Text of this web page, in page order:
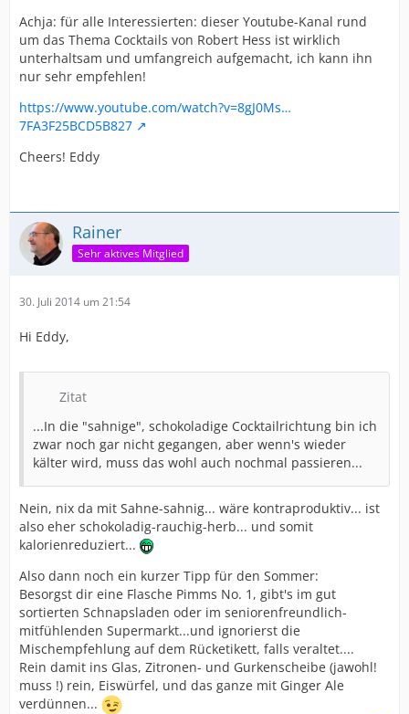
Achja: für alle Interessierten: dieser Youtube-Kanal rund
um das Thema Cocktails von Robert Hess ist wirklich
unterhaltsam und umfangreich aufgemacht, ich kann ihn
nur sehr empfehlen!
https://www.youtube.com/watch?v=8gJ0Ms…
7FA3F25BCD5B827
Cheers! Eddy
Rainer
Sehr aktives Mitglied
30. Juli 2014 um 21:54
Hi Eddy,
Zitat
...In die "sahnige", schokoladige Cocktailrichtung bin ich
zwar noch gar nicht gegangen, aber wenn's wieder
kälter wird, muss das wohl auch nochmal passieren...
Nein, nix da mit Sahne-sahnig... wäre kontraproduktiv... ist
also eher schokoladig-rauchig-herb... und somit
kalorienreduziert...
Also dann noch ein kurzer Tipp für den Sommer:
Besorgst dir eine Flasche Pimms No. 1, gibt's im gut
sortierten Schnapsladen oder im seniorenfreundlich-
mitfühlenden Supermarkt...und ignorierst die
Mischempfehlung auf dem Rücketikett, falls veraltet....
Rein damit ins Glas, Zitronen- und Gurkenscheibe (jawohl!
muss !) rein, Eiswürfel, und das ganze mit Ginger Ale
verdünnen...